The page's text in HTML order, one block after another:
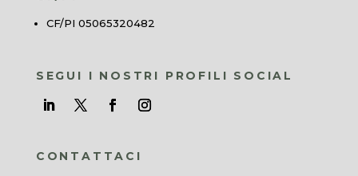
CF/PI 05065320482
SEGUI I NOSTRI PROFILI SOCIAL
CONTATTACI